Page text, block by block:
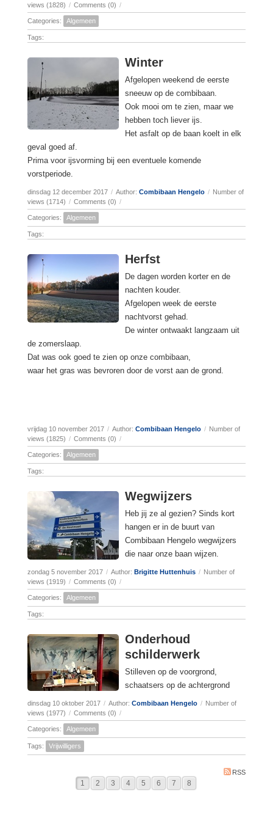
views (1828) / Comments (0) /
Categories: Algemeen
Tags:
Winter
Afgelopen weekend de eerste
sneeuw op de combibaan.
Ook mooi om te zien, maar we
hebben toch liever ijs.
Het asfalt op de baan koelt in elk
geval goed af.
Prima voor ijsvorming bij een eventuele komende
vorstperiode.
dinsdag 12 december 2017 / Author: Combibaan Hengelo / Number of
views (1714) / Comments (0) /
Categories: Algemeen
Tags:
Herfst
De dagen worden korter en de
nachten kouder.
Afgelopen week de eerste
nachtvorst gehad.
De winter ontwaakt langzaam uit
de zomerslaap.
Dat was ook goed te zien op onze combibaan,
waar het gras was bevroren door de vorst aan de grond.
vrijdag 10 november 2017 / Author: Combibaan Hengelo / Number of
views (1825) / Comments (0) /
Categories: Algemeen
Tags:
Wegwijzers
Heb jij ze al gezien? Sinds kort
hangen er in de buurt van
Combibaan Hengelo wegwijzers
die naar onze baan wijzen.
zondag 5 november 2017 / Author: Brigitte Huttenhuis / Number of
views (1919) / Comments (0) /
Categories: Algemeen
Tags:
Onderhoud
schilderwerk
Stilleven op de voorgrond,
schaatsers op de achtergrond
dinsdag 10 oktober 2017 / Author: Combibaan Hengelo / Number of
views (1977) / Comments (0) /
Categories: Algemeen
Tags: Vrijwilligers
RSS
1 2 3 4 5 6 7 8